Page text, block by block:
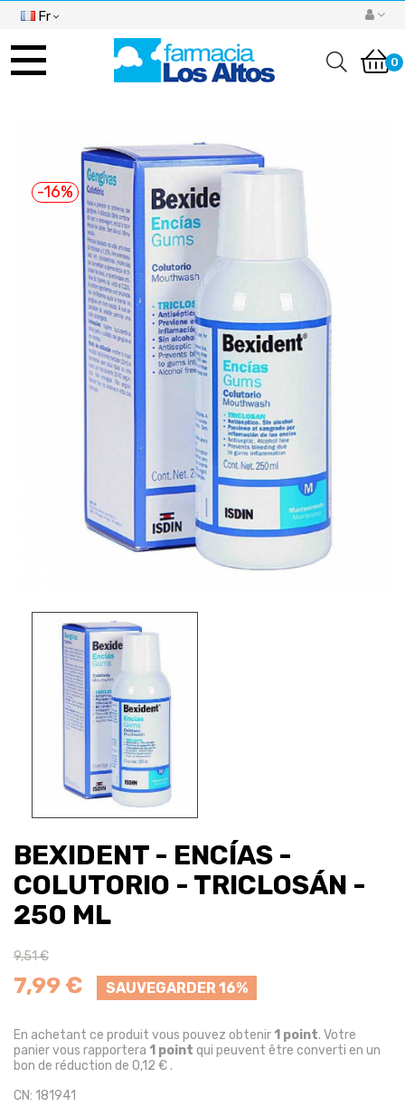
Fr
Basculer 0
-16%
BEXIDENT - ENCÍAS -
COLUTORIO - TRICLOSÁN -
250 ML
9,51 €
7,99 € SAUVEGARDER 16%
En achetant ce produit vous pouvez obtenir 1 point. Votre
panier vous rapportera 1 point qui peuvent être converti en un
bon de réduction de 0,12 €.
CN: 181941